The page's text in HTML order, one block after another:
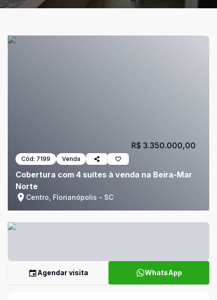
Cód: 7199 Venda
Cobertura com 4 suítes à venda na Beira-Mar
Norte
Centro, Florianópolis - SC
R$ 3.350.000,00
Agendar visita WhatsApp